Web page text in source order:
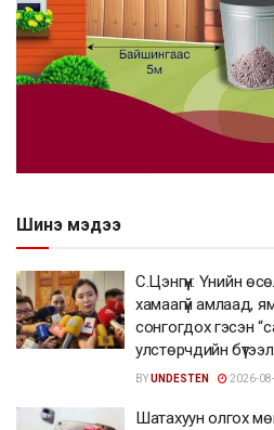
Шинэ мэдээ
С.Цэнгүүн: Үнийн
хамаагүй амлаад,
сонгогдох гэсэн
улстөрчдийн бүтээл
BYUNDESTEN 2026-
Шатахуун олгох